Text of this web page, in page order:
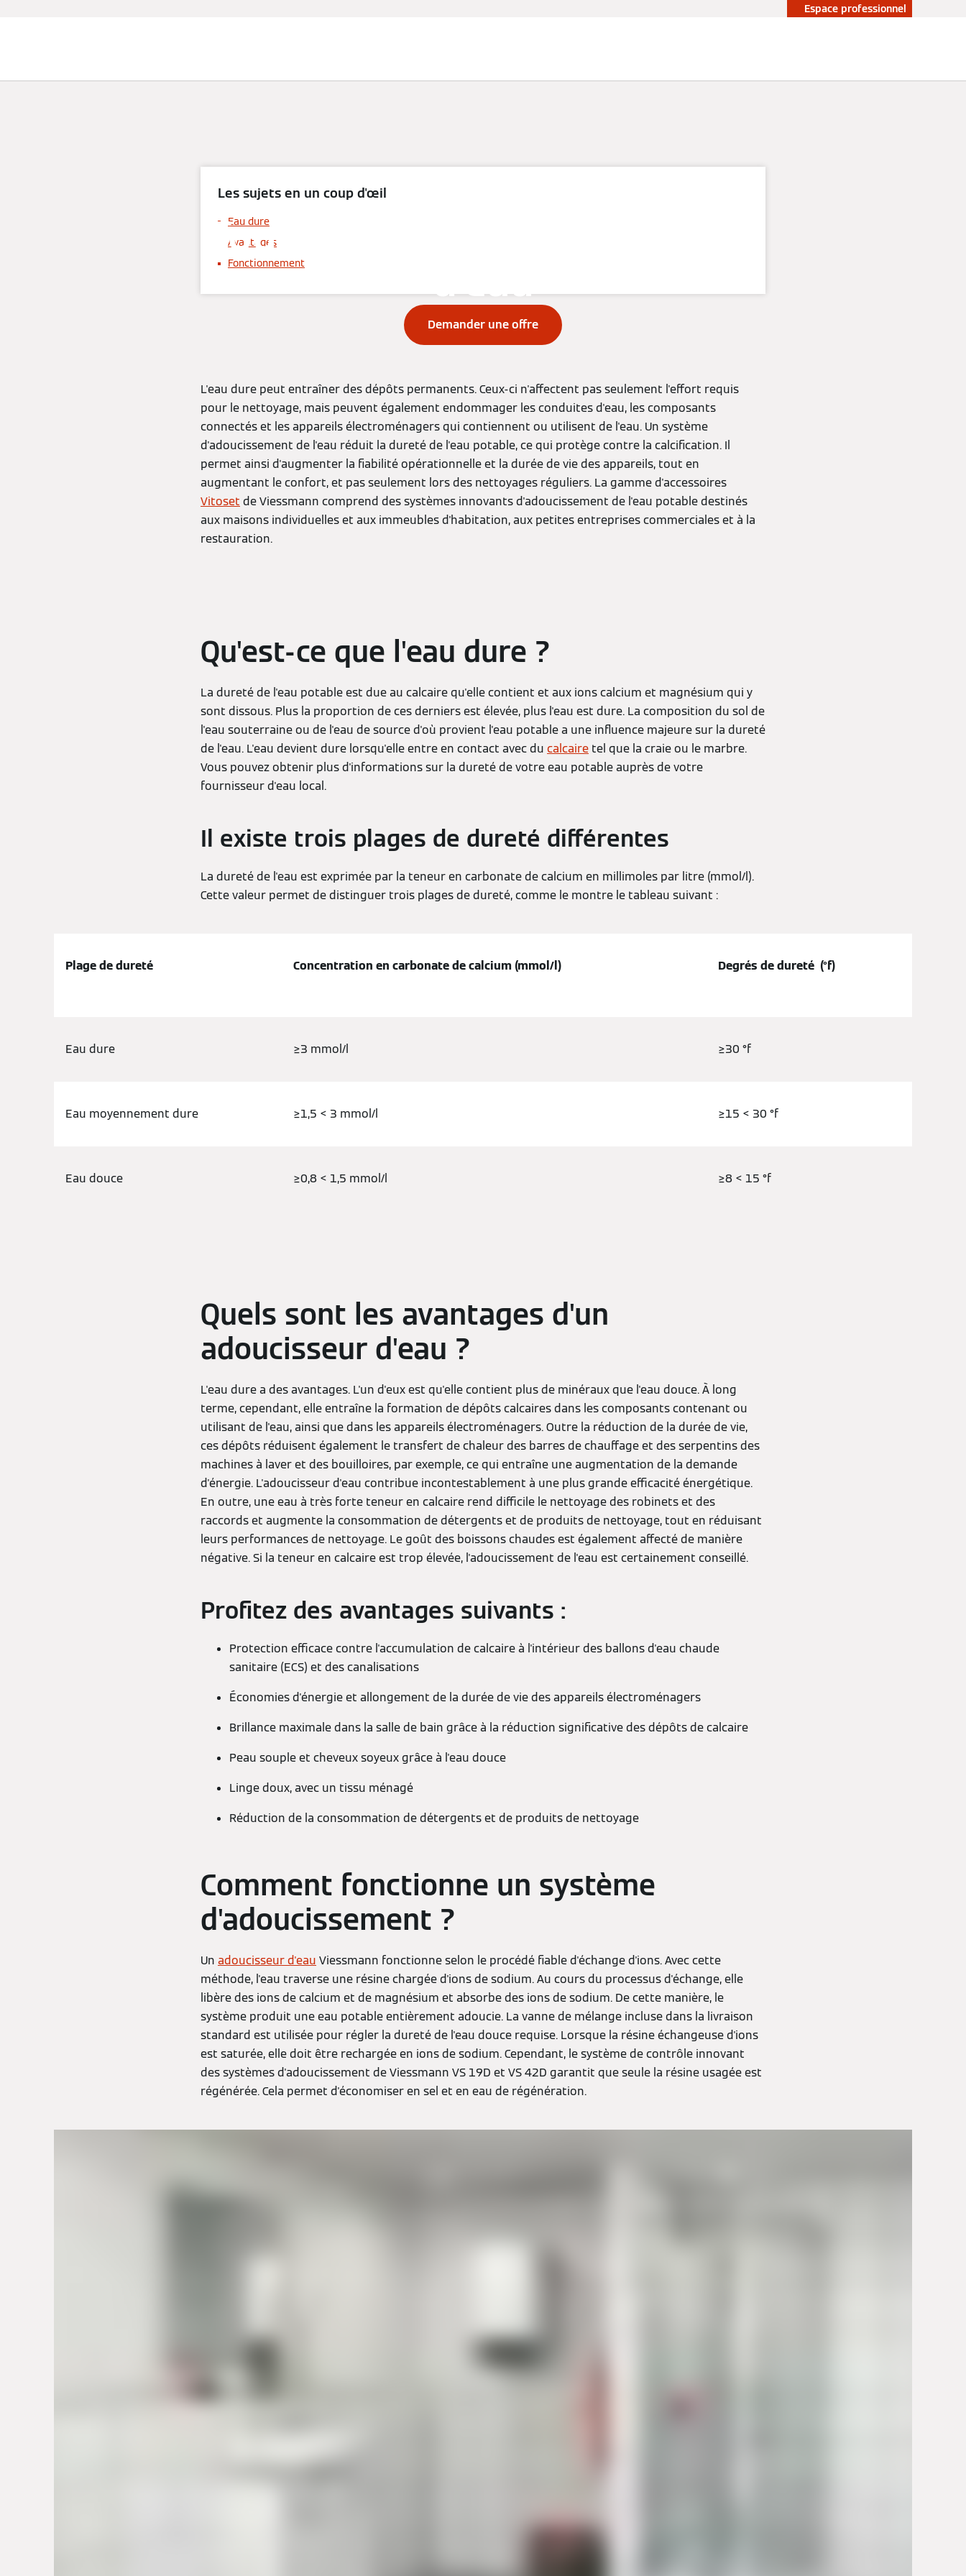
Espace professionnel
Tout savoir sur l'adoucisseur
d'eau
Demander une offre
Les sujets en un coup d'œil
Eau dure
Avantages
Fonctionnement
L'eau dure peut entraîner des dépôts permanents. Ceux-ci n'affectent pas seulement l'effort requis
pour le nettoyage, mais peuvent également endommager les conduites d'eau, les composants
connectés et les appareils électroménagers qui contiennent ou utilisent de l'eau. Un système
d'adoucissement de l'eau réduit la dureté de l'eau potable, ce qui protège contre la calcification. Il
permet ainsi d'augmenter la fiabilité opérationnelle et la durée de vie des appareils, tout en
augmentant le confort, et pas seulement lors des nettoyages réguliers. La gamme d'accessoires
Vitoset de Viessmann comprend des systèmes innovants d'adoucissement de l'eau potable destinés
aux maisons individuelles et aux immeubles d'habitation, aux petites entreprises commerciales et à la
restauration.
Qu'est-ce que l'eau dure ?
La dureté de l'eau potable est due au calcaire qu'elle contient et aux ions calcium et magnésium qui y
sont dissous. Plus la proportion de ces derniers est élevée, plus l'eau est dure. La composition du sol de
l'eau souterraine ou de l'eau de source d'où provient l'eau potable a une influence majeure sur la dureté
de l'eau. L'eau devient dure lorsqu'elle entre en contact avec du calcaire tel que la craie ou le marbre.
Vous pouvez obtenir plus d'informations sur la dureté de votre eau potable auprès de votre
fournisseur d'eau local.
Il existe trois plages de dureté différentes
La dureté de l'eau est exprimée par la teneur en carbonate de calcium en millimoles par litre (mmol/l).
Cette valeur permet de distinguer trois plages de dureté, comme le montre le tableau suivant :
Plage de dureté Concentration en carbonate de calcium (mmol/l) Degrés de dureté (°f)
Eau dure ≥3 mmol/l ≥30 °f
Eau moyennement dure ≥1,5 < 3 mmol/l ≥15 < 30 °f
Eau douce ≥0,8 < 1,5 mmol/l ≥8 < 15 °f
Quels sont les avantages d'un
adoucisseur d'eau ?
L'eau dure a des avantages. L'un d'eux est qu'elle contient plus de minéraux que l'eau douce. À long
terme, cependant, elle entraîne la formation de dépôts calcaires dans les composants contenant ou
utilisant de l'eau, ainsi que dans les appareils électroménagers. Outre la réduction de la durée de vie,
ces dépôts réduisent également le transfert de chaleur des barres de chauffage et des serpentins des
machines à laver et des bouilloires, par exemple, ce qui entraîne une augmentation de la demande
d'énergie. L'adoucisseur d'eau contribue incontestablement à une plus grande efficacité énergétique.
En outre, une eau à très forte teneur en calcaire rend difficile le nettoyage des robinets et des
raccords et augmente la consommation de détergents et de produits de nettoyage, tout en réduisant
leurs performances de nettoyage. Le goût des boissons chaudes est également affecté de manière
négative. Si la teneur en calcaire est trop élevée, l'adoucissement de l'eau est certainement conseillé.
Profitez des avantages suivants :
Protection efficace contre l'accumulation de calcaire à l'intérieur des ballons d'eau chaude
sanitaire (ECS) et des canalisations
Économies d'énergie et allongement de la durée de vie des appareils électroménagers
Brillance maximale dans la salle de bain grâce à la réduction significative des dépôts de calcaire
Peau souple et cheveux soyeux grâce à l'eau douce
Linge doux, avec un tissu ménagé
Réduction de la consommation de détergents et de produits de nettoyage
Comment fonctionne un système
d'adoucissement ?
Un adoucisseur d'eau Viessmann fonctionne selon le procédé fiable d'échange d'ions. Avec cette
méthode, l'eau traverse une résine chargée d'ions de sodium. Au cours du processus d'échange, elle
libère des ions de calcium et de magnésium et absorbe des ions de sodium. De cette manière, le
système produit une eau potable entièrement adoucie. La vanne de mélange incluse dans la livraison
standard est utilisée pour régler la dureté de l'eau douce requise. Lorsque la résine échangeuse d'ions
est saturée, elle doit être rechargée en ions de sodium. Cependant, le système de contrôle innovant
des systèmes d'adoucissement de Viessmann VS 19D et VS 42D garantit que seule la résine usagée est
régénérée. Cela permet d'économiser en sel et en eau de régénération.